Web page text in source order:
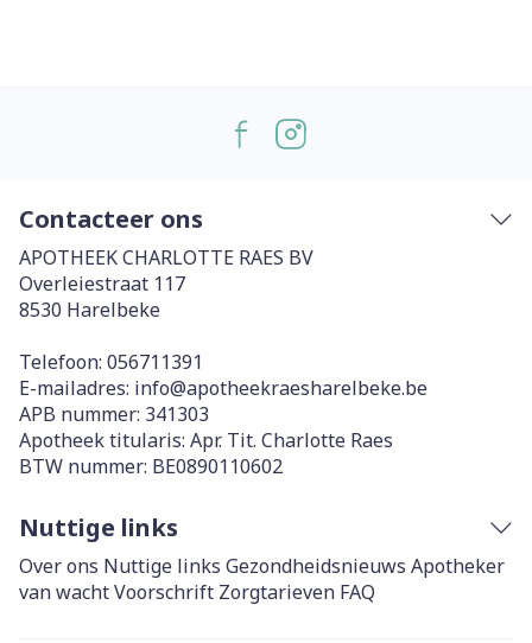
Contacteer ons
APOTHEEK CHARLOTTE RAES BV
Overleiestraat 117
8530 Harelbeke
Telefoon: 056711391
E-mailadres: info@apotheekraesharelbeke.be
APB nummer: 341303
Apotheek titularis: Apr. Tit. Charlotte Raes
BTW nummer: BE0890110602
Nuttige links
Over ons Nuttige links Gezondheidsnieuws Apotheker
van wachtVoorschrift Zorgtarieven FAQ